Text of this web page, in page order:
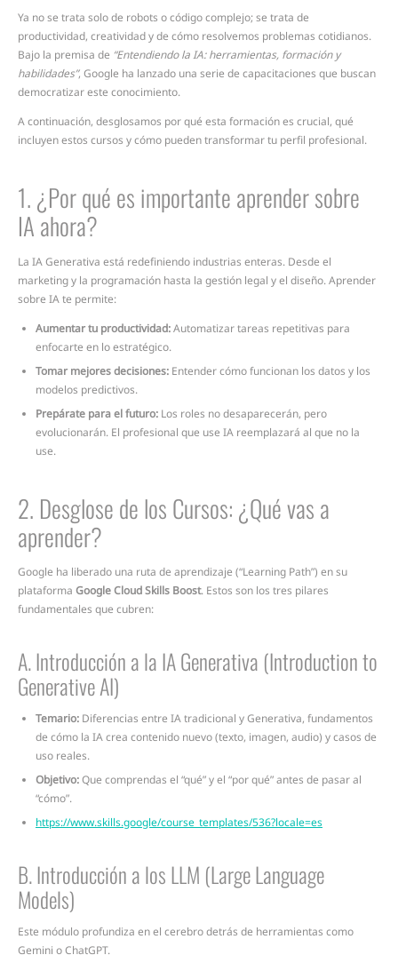
Ya no se trata solo de robots o código complejo; se trata de
productividad, creatividad y de cómo resolvemos problemas cotidianos.
Bajo la premisa de “Entendiendo la IA: herramientas, formación y
habilidades”, Google ha lanzado una serie de capacitaciones que buscan
democratizar este conocimiento.
A continuación, desglosamos por qué esta formación es crucial, qué
incluyen estos cursos y cómo pueden transformar tu perfil profesional.
1. ¿Por qué es importante aprender sobre
IA ahora?
La IA Generativa está redefiniendo industrias enteras. Desde el
marketing y la programación hasta la gestión legal y el diseño. Aprender
sobre IA te permite:
Aumentar tu productividad:Automatizar tareas repetitivas para
enfocarte en lo estratégico.
Tomar mejores decisiones: Entender cómo funcionan los datos y los
modelos predictivos.
Prepárate para el futuro: Los roles no desaparecerán, pero
evolucionarán. El profesional que use IA reemplazará al que no la
use.
2. Desglose de los Cursos: ¿Qué vas a
aprender?
Google ha liberado una ruta de aprendizaje (“Learning Path”) en su
plataforma Google Cloud Skills Boost. Estos son los tres pilares
fundamentales que cubren:
A. Introducción a la IA Generativa (Introduction to
Generative AI)
Temario: Diferencias entre IA tradicional y Generativa, fundamentos
de cómo la IA crea contenido nuevo (texto, imagen, audio) y casos de
uso reales.
Objetivo:Que comprendas el “qué” y el “por qué” antes de pasar al
“cómo”.
https://www.skills.google/course_templates/536?locale=es
B. Introducción a los LLM (Large Language
Models)
Este módulo profundiza en el cerebro detrás de herramientas como
Gemini o ChatGPT.